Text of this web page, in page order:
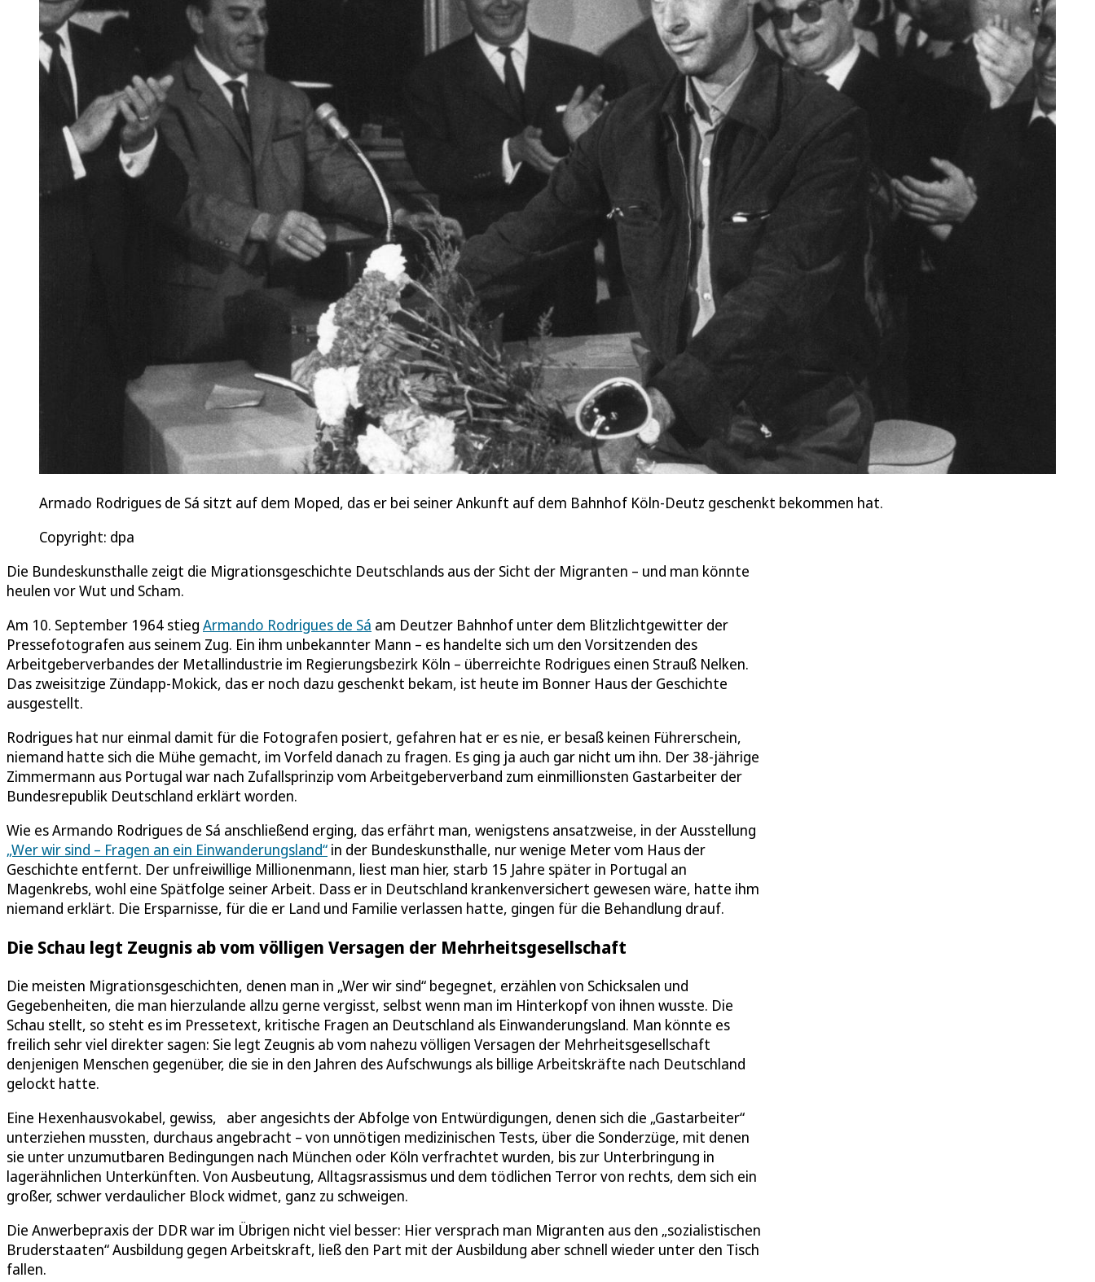
Armado Rodrigues de Sá sitzt auf dem Moped, das er bei seiner Ankunft auf dem Bahnhof Köln-Deutz geschenkt bekommen hat.
Copyright: dpa
Die Bundeskunsthalle zeigt die Migrationsgeschichte Deutschlands aus der Sicht der Migranten – und man könnte
heulen vor Wut und Scham.
Am 10. September 1964 stieg Armando Rodrigues de Sá am Deutzer Bahnhof unter dem Blitzlichtgewitter der
Pressefotografen aus seinem Zug. Ein ihm unbekannter Mann – es handelte sich um den Vorsitzenden des
Arbeitgeberverbandes der Metallindustrie im Regierungsbezirk Köln – überreichte Rodrigues einen Strauß Nelken.
Das zweisitzige Zündapp-Mokick, das er noch dazu geschenkt bekam, ist heute im Bonner Haus der Geschichte
ausgestellt.
Rodrigues hat nur einmal damit für die Fotografen posiert, gefahren hat er es nie, er besaß keinen Führerschein,
niemand hatte sich die Mühe gemacht, im Vorfeld danach zu fragen. Es ging ja auch gar nicht um ihn. Der 38-jährige
Zimmermann aus Portugal war nach Zufallsprinzip vom Arbeitgeberverband zum einmillionsten Gastarbeiter der
Bundesrepublik Deutschland erklärt worden.
Wie es Armando Rodrigues de Sá anschließend erging, das erfährt man, wenigstens ansatzweise, in der Ausstellung
„Wer wir sind – Fragen an ein Einwanderungsland“ in der Bundeskunsthalle, nur wenige Meter vom Haus der
Geschichte entfernt. Der unfreiwillige Millionenmann, liest man hier, starb 15 Jahre später in Portugal an
Magenkrebs, wohl eine Spätfolge seiner Arbeit. Dass er in Deutschland krankenversichert gewesen wäre, hatte ihm
niemand erklärt. Die Ersparnisse, für die er Land und Familie verlassen hatte, gingen für die Behandlung drauf.
Die Schau legt Zeugnis ab vom völligen Versagen der Mehrheitsgesellschaft
Die meisten Migrationsgeschichten, denen man in „Wer wir sind“ begegnet, erzählen von Schicksalen und
Gegebenheiten, die man hierzulande allzu gerne vergisst, selbst wenn man im Hinterkopf von ihnen wusste. Die
Schau stellt, so steht es im Pressetext, kritische Fragen an Deutschland als Einwanderungsland. Man könnte es
freilich sehr viel direkter sagen: Sie legt Zeugnis ab vom nahezu völligen Versagen der Mehrheitsgesellschaft
denjenigen Menschen gegenüber, die sie in den Jahren des Aufschwungs als billige Arbeitskräfte nach Deutschland
gelockt hatte.
Eine Hexenhausvokabel, gewiss, aber angesichts der Abfolge von Entwürdigungen, denen sich die „Gastarbeiter“
unterziehen mussten, durchaus angebracht – von unnötigen medizinischen Tests, über die Sonderzüge, mit denen
sie unter unzumutbaren Bedingungen nach München oder Köln verfrachtet wurden, bis zur Unterbringung in
lagerähnlichen Unterkünften. Von Ausbeutung, Alltagsrassismus und dem tödlichen Terror von rechts, dem sich ein
großer, schwer verdaulicher Block widmet, ganz zu schweigen.
Die Anwerbepraxis der DDR war im Übrigen nicht viel besser: Hier versprach man Migranten aus den „sozialistischen
Bruderstaaten“ Ausbildung gegen Arbeitskraft, ließ den Part mit der Ausbildung aber schnell wieder unter den Tisch
fallen.